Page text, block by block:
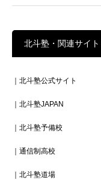
北斗塾・関連サイト
｜北斗塾公式サイト
｜北斗塾JAPAN
｜北斗塾予備校
｜通信制高校
｜北斗塾道場